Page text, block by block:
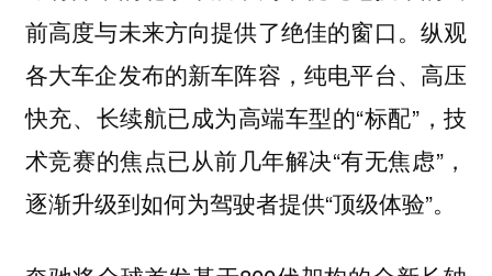
前高度与未来方向提供了绝佳的窗口。纵观
各大车企发布的新车阵容，纯电平台、高压
快充、长续航已成为高端车型的“标配”，技
术竞赛的焦点已从前几年解决“有无焦虑”，
逐渐升级到如何为驾驶者提供“顶级体验”。